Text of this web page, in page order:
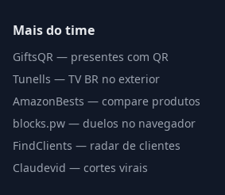
Mais do time
GiftsQR — presentes com QR
Tunells — TV BR no exterior
AmazonBests — compare produtos
blocks.pw — duelos no navegador
FindClients — radar de clientes
Claudevid — cortes virais